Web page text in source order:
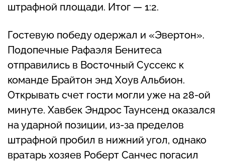
штрафной площади. Итог — 1:2.
Гостевую победу одержал и «Эвертон».
Подопечные Рафаэля Бенитеса
отправились в Восточный Суссекс к
команде Брайтон энд Хоув Альбион.
Открывать счет гости могли уже на 28-ой
минуте. Хавбек Эндрос Таунсенд оказался
на ударной позиции, из-за пределов
штрафной пробил в нижний угол, однако
вратарь хозяев Роберт Санчес погасил